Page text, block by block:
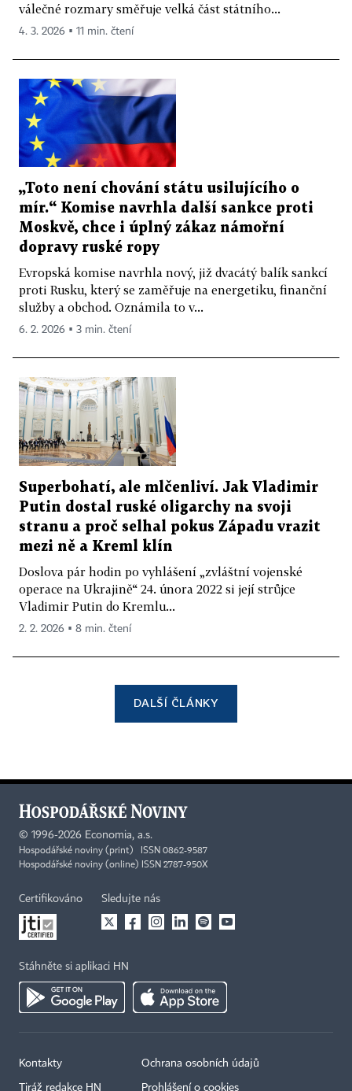
válečné rozmary směřuje velká část státního...
4. 3. 2026 ▪ 11 min. čtení
„Toto není chování státu usilujícího o
mír.“ Komise navrhla další sankce proti
Moskvě, chce i úplný zákaz námořní
dopravy ruské ropy
Evropská komise navrhla nový, již dvacátý balík sankcí
proti Rusku, který se zaměřuje na energetiku, finanční
služby a obchod. Oznámila to v...
6. 2. 2026 ▪ 3 min. čtení
Superbohatí, ale mlčenliví. Jak Vladimir
Putin dostal ruské oligarchy na svoji
stranu a proč selhal pokus Západu vrazit
mezi ně a Kreml klín
Doslova pár hodin po vyhlášení „zvláštní vojenské
operace na Ukrajině“ 24. února 2022 si její strůjce
Vladimir Putin do Kremlu...
2. 2. 2026 ▪ 8 min. čtení
DALŠÍ ČLÁNKY
© 1996-2026 Economia, a.s.
Hospodářské noviny (print) ISSN 0862-9587
Hospodářské noviny (online) ISSN 2787-950X
Certifikováno Sledujte nás
Stáhněte si aplikaci HN
Kontakty
Tiráž redakce HN
Ochrana osobních údajů
Prohlášení o cookies